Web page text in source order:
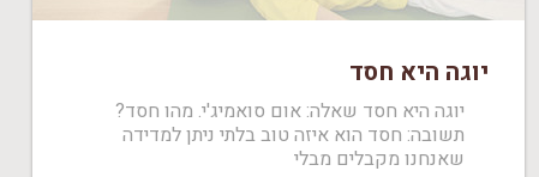
יוגה היא חסד
יוגה היא חסד שאלה: אום סואמיג'י. מהו חסד?
תשובה: חסד הוא איזה טוב בלתי ניתן למדידה
שאנחנו מקבלים מבלי